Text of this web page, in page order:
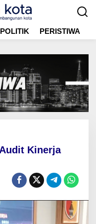
POLITIK PERISTIWA
Kinerja